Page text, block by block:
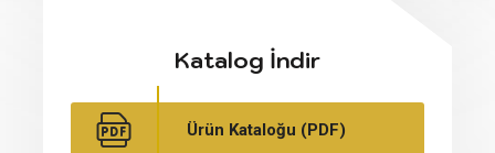
Katalog İndir
Ürün Kataloğu (PDF)